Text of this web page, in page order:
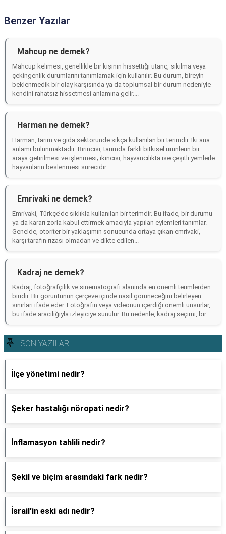
Benzer Yazılar
Mahcup ne demek?
Mahcup kelimesi, genellikle bir kişinin hissettiği utanç, sıkılma veya
çekingenlik durumlarını tanımlamak için kullanılır. Bu durum, bireyin
beklenmedik bir olay karşısında ya da toplumsal bir durum nedeniyle
kendini rahatsız hissetmesi anlamına gelir....
Harman ne demek?
Harman, tarım ve gıda sektöründe sıkça kullanılan bir terimdir. İki ana
anlamı bulunmaktadır: Birincisi, tarımda farklı bitkisel ürünlerin bir
araya getirilmesi ve işlenmesi; ikincisi, hayvancılıkta ise çeşitli yemlerle
hayvanların beslenmesi sürecidir....
Emrivaki ne demek?
Emrivaki, Türkçe’de sıklıkla kullanılan bir terimdir. Bu ifade, bir durumu
ya da kararı zorla kabul ettirmek amacıyla yapılan eylemleri tanımlar.
Genelde, otoriter bir yaklaşımın sonucunda ortaya çıkan emrivaki,
karşı tarafın rızası olmadan ve dikte edilen...
Kadraj ne demek?
Kadraj, fotoğrafçılık ve sinematografi alanında en önemli terimlerden
biridir. Bir görüntünün çerçeve içinde nasıl görüneceğini belirleyen
sınırları ifade eder. Fotoğrafın veya videonun içerdiği önemli unsurlar,
bu ifade aracılığıyla izleyiciye sunulur. Bu nedenle, kadraj seçimi, bir...
SON YAZILAR
İlçe yönetimi nedir?
Şeker hastalığı nöropati nedir?
İnflamasyon tahlili nedir?
Şekil ve biçim arasındaki fark nedir?
İsrail'in eski adı nedir?